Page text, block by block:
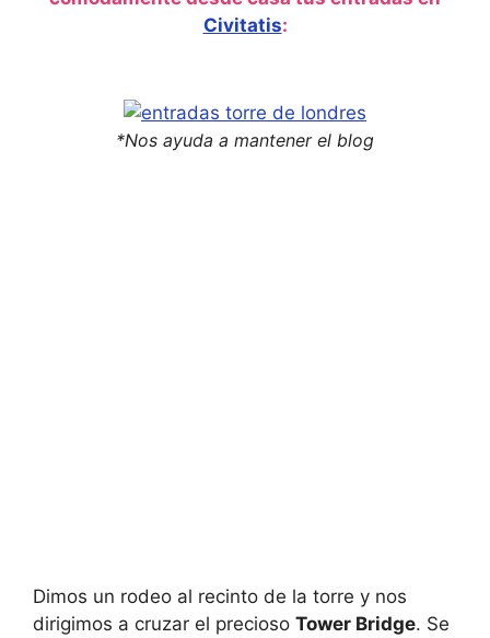
Civitatis:
*Nos ayuda a mantener el blog
Dimos un rodeo al recinto de la torre y nos
dirigimos a cruzar el precioso Tower Bridge. Se